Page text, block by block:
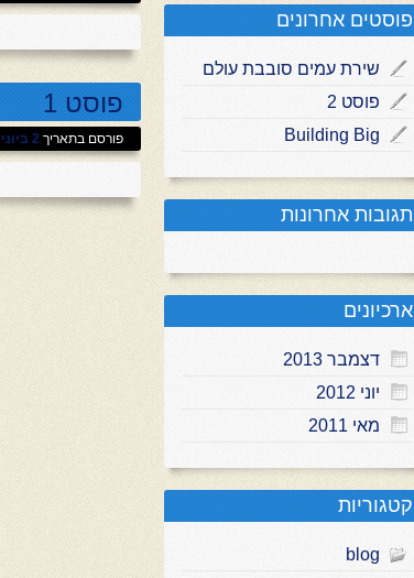
פוסט 1
פורסם בתאריך 2 ביוני 2012
פוסטים אחרונים
שירת עמים סובבת עולם
פוסט 2
Building Big
תגובות אחרונות
ארכיונים
דצמבר 2013
יוני 2012
מאי 2011
קטגוריות
blog